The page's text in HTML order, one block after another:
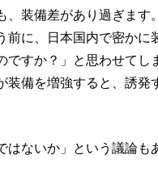
装備差があり過ぎます
前に、日本国内で密かに
ですか？」と思わせてし
装備を増強すると、誘発
ないか」という議論も